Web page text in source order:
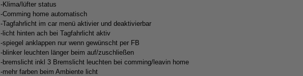
-Klima/lüfter status
-Comming home automatisch
-Tagfahrlicht im car menü aktivier und deaktivierbar
-licht hinten ach bei Tagfahrlicht aktiv
-spiegel anklappen nur wenn gewünscht per FB
-blinker leuchten länger beim auf/zuschließen
-bremslicht inkl 3 Bremslicht leuchten bei comming/leavin home
-mehr farben beim Ambiente licht